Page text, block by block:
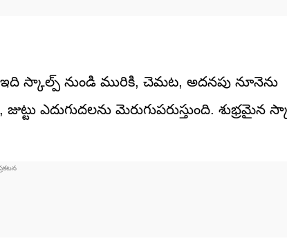
స్కాల్ప్ నుండి మురికి, చెమట, అదనపు నూనెను
ఎదుగుదలను మెరుగుపరుస్తుంది. శుభ్రమైన